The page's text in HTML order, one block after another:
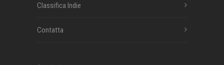
Classifica Indie
Contatta